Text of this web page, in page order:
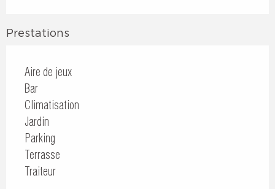
Prestations
Aire de jeux
Bar
Climatisation
Jardin
Parking
Terrasse
Traiteur